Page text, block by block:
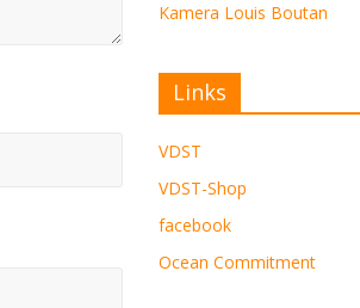
Kamera Louis Boutan
Links
VDST
VDST-Shop
facebook
Ocean Commitment